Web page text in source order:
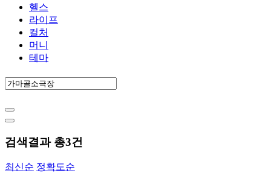
헬스
라이프
컬처
머니
테마
검색결과 총3건
최신순 정확도순